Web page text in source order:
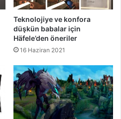
Teknolojiye ve konfora
düşkün babalar için
Häfele’den öneriler
16 Haziran 2021